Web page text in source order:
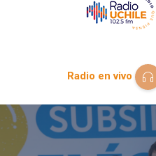
Radio en vivo